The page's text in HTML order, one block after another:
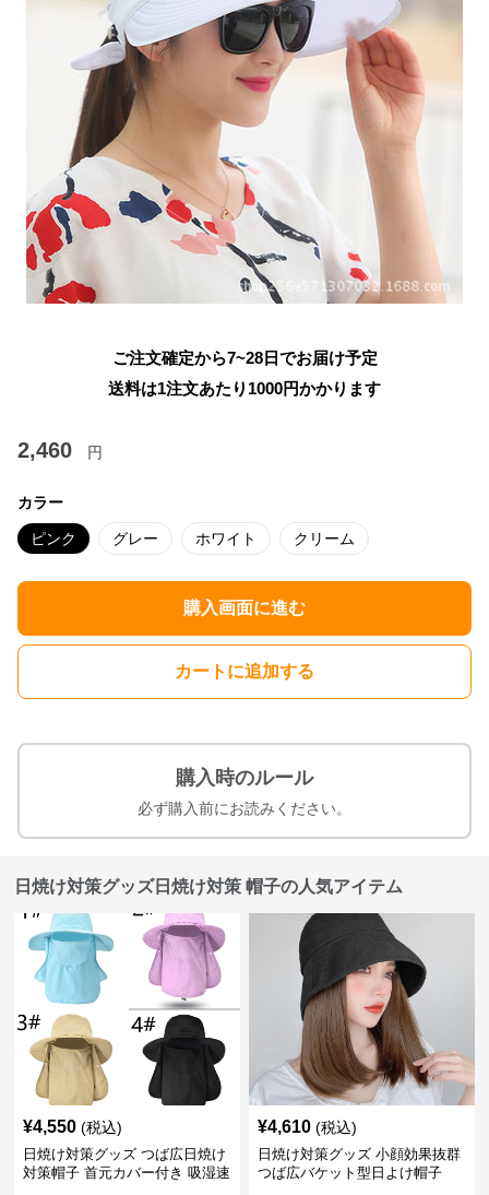
ご注文確定から7~28日でお届け予定
送料は1注文あたり 1000円かかります
2,460 円
カラー
ピンク グレー ホワイト クリーム
購入画面に進む
カートに追加する
購入時のルール
必ず購入前にお読みください。
日焼け対策グッズ日焼け対策 帽子の人気アイテム
¥4,550 (税込)
日焼け対策グッズ つば広日焼け
対策帽子 首元カバー付き 吸湿速
¥4,610 (税込)
日焼け対策グッズ 小顔効果抜群
つば広バケット型日よけ帽子